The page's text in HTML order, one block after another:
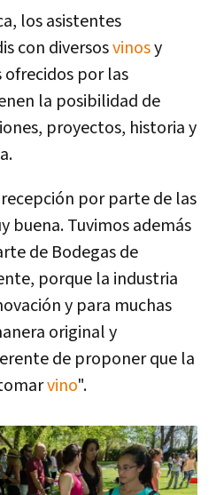
los asistentes
con diversosvinosy
ofrecidos por las
la posibilidad de
proyectos, historia y
por parte de las
buena. Tuvimos además
de Bodegas de
porque la industria
y para muchas
original y
de proponer que la
vino".